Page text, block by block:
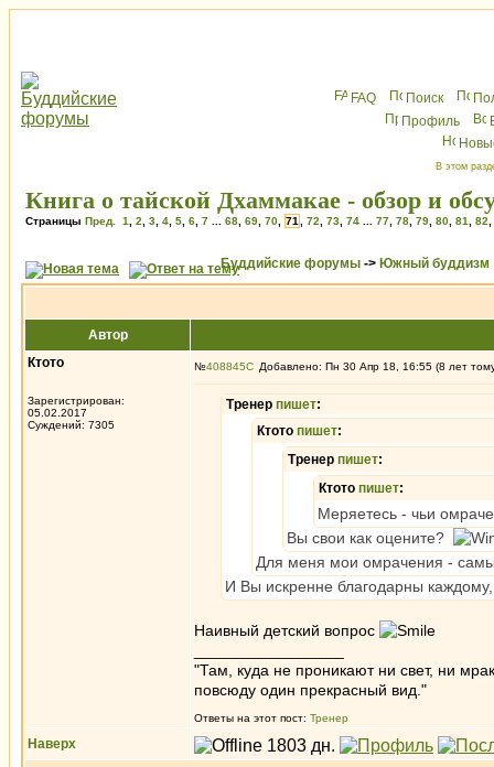
FAQ Поиск
Профиль
В этом
Книга о тайской Дхаммакае - обзор и
Страницы Пред. 1 2 3 4 5 6 7 68 69 70 71 72 73 74 77 78 79 80 81 82
Буддийские форумы -> Южный буддизм
Автор
Ктото
Зарегистрирован:
05.02.2017
Суждений: 7305
№408845 Добавлено: Пн 30 Апр 18, 16:55 (8 лет
Тренер пишет:
Ктото пишет:
Тренер пишет:
Ктото пишет:
Меряетесь - чьи
Вы свои как оцените?
Для меня мои омрачения -
И Вы искренне благодарны
Наивный детский вопрос
"Там, куда не проникают ни свет, ни
повсюду один прекрасный вид."
Ответы на этот пост: Тренер
Наверх